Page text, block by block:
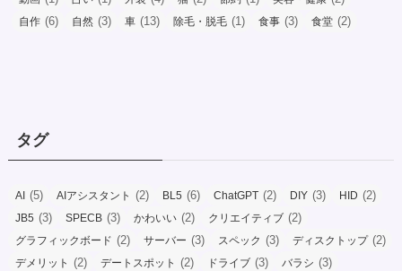
自作 (6) 自然 (3) 車 (13) 除毛・脱毛 (1) 食事 (3) 食堂 (2)
タグ
AI (5) AIアシスタント (2) BL5 (6) ChatGPT (2) DIY (3) HID (2)
JB5 (3) SPECB (3) かわいい (2) クリエイティブ (2)
グラフィックボード (2) サーバー (3) スペック (3) ディスクトップ(2)
デメリット (2) デートスポット (2) ドライブ (3) バラシ (3)